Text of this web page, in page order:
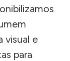
visual e
para